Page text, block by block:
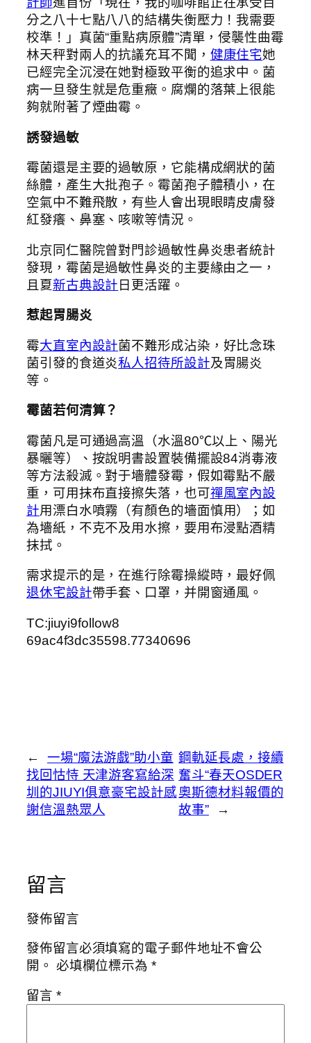
分之八十七點八八的結構失衡壓力！我需要
校準！」真菌“重點病原體”清單，侵襲性曲霉
林天秤對兩人的抗議充耳不聞， 健康住宅她
已經完全沉浸在她對極致平衡的追求中。菌
病一旦發生就是危重癥。腐爛的落葉上很能
夠就附著了煙曲霉。
誘發過敏
霉菌還是主要的過敏原，它能構成網狀的菌
絲體，產生大批孢子。霉菌孢子體積小，在
空氣中不難飛散，有些人會出現眼睛皮膚發
紅發癢、鼻塞、咳嗽等情況。
北京同仁醫院曾對門診過敏性鼻炎患者統計
發現，霉菌是過敏性鼻炎的主要緣由之一，
且夏新古典設計 日更活躍。
惹起胃腸炎
霉大直室內設計菌不難形成沾染，好比念珠
菌引發的食道炎私人招待所設計及胃腸炎
等。
霉菌若何清算？
霉菌凡是可通過高溫（水溫80℃以上、陽光
暴曬等）、按說明書設置裝備擺設84消毒液
等方法殺滅。對于墻體發霉，假如霉點不嚴
重，可用抹布直接擦失落，也可禪風室內設
計用漂白水噴霧（有顏色的墻面慎用）；如
為墻紙，不克不及用水擦，要用布浸點酒精
抹拭。
需求提示的是，在進行除霉操縱時，最好佩
退休宅設計帶手套、口罩，并開窗通風。
TC:jiuyi9follow8
69ac4f3dc35598.77340696
←
一場“魔法游戲”助小童
找回怙恃 天津游客寫給深
圳的JIUYI俱意豪宅設計感
謝信溫熱眾人
鋼軌延長處，接續
奮斗“春天OSDER
奧斯德材料報價的
故事”
→
留言
發佈留言
發佈留言必須填寫的電子郵件地址不會公
開。 必填欄位標示為 *
留言 *